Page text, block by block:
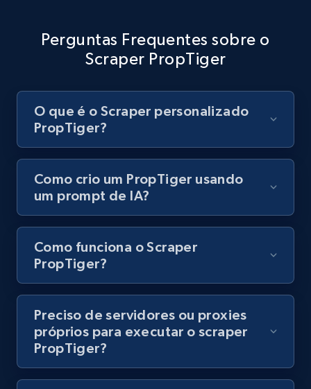
by Explore page URL
URL, Title, Youtuber, Youtuber md5, Video url,
Video length, Likes, Views, and more.
by podcast url
8.1K+ 716+ Comece grátis
Perguntas Frequentes sobre o
Scraper PropTiger
O que é o Scraper personalizado
PropTiger?
Como crio um PropTiger usando
um prompt de IA?
Como funciona o Scraper
PropTiger?
Preciso de servidores ou proxies
próprios para executar o scraper
PropTiger?